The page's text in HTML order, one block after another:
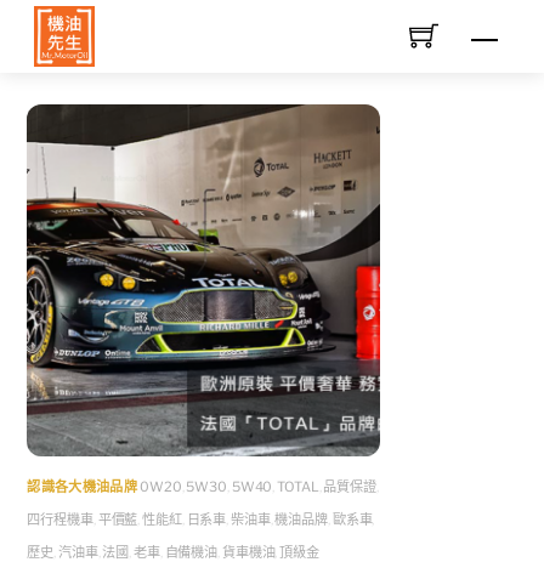
Skip
認識各大機油品牌 0W20 5W30 5W40 TOTAL 品質保證,
四行程機車, 平價藍 性能紅, 日系車 柴油車, 機油品牌 歐系車,
歷史 汽油車, 法國 老車, 自備機油 貨車機油, 頂級金